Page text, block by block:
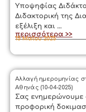
Υποψηφίας
Διδακτορική της
εξέλιξη και ...
περισσότερα >>
15 Μαΐου 2025
Αλλαγή ημερομηνίας
Αθηνάς (10-04-2025)
Σας ενημερώνουμε
προφορική